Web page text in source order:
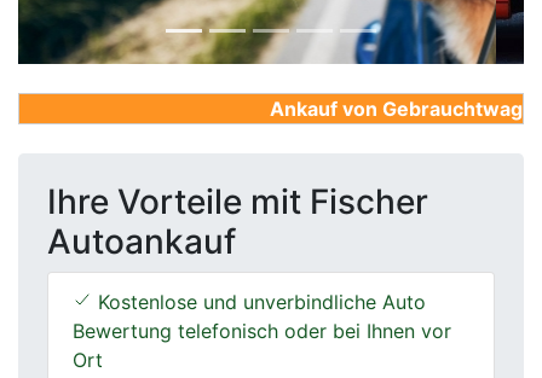
Ankauf von
Ihre Vorteile mit Fischer
Autoankauf
Kostenlose und unverbindliche Auto
Bewertung telefonisch oder bei Ihnen vor
Ort